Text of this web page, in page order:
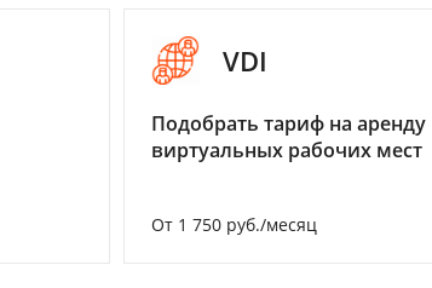
VDI
Подобрать тариф на аренду
виртуальных рабочих мест
От 1 750 руб./месяц